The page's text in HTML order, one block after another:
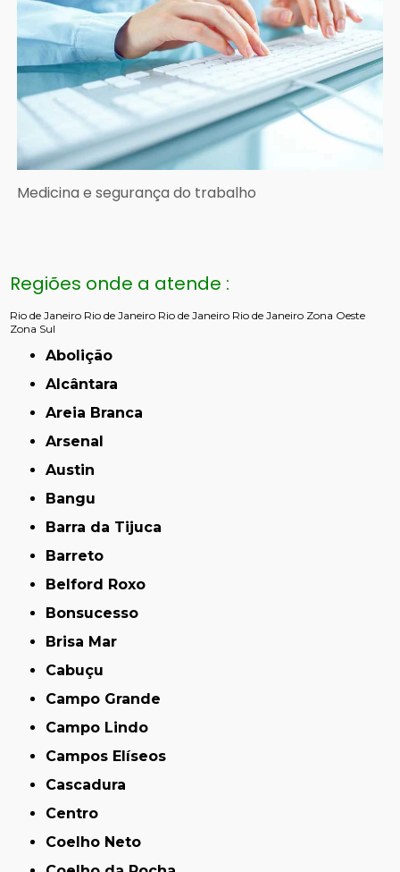
Medicina e segurança do trabalho
Regiões onde a atende :
Rio de Janeiro Rio de Janeiro Rio de Janeiro Rio de Janeiro Zona Oeste
Zona Sul
Abolição
Alcântara
Areia Branca
Arsenal
Austin
Bangu
Barra da Tijuca
Barreto
Belford Roxo
Bonsucesso
Brisa Mar
Cabuçu
Campo Grande
Campo Lindo
Campos Elíseos
Cascadura
Centro
Coelho Neto